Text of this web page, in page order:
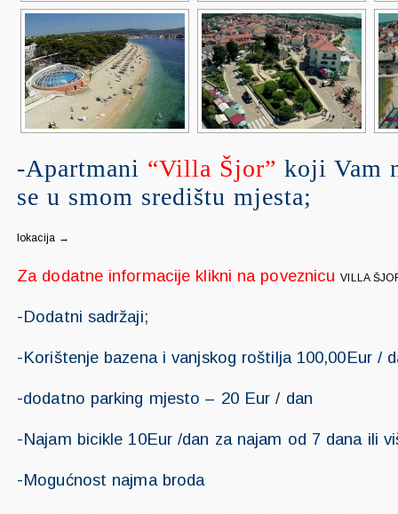
-Apartmani “Villa Šjor” koji Vam
se u smom središtu mjesta;
lokacija →
Za dodatne informacije klikni na poveznicuVILLA
-Dodatni sadržaji;
-Korištenje bazena i vanjskog roštilja 100,00Eur /
-dodatno parking mjesto – 20 Eur / dan
-Najam bicikle 10Eur /dan za najam od 7 dana ili
-Mogućnost najma broda